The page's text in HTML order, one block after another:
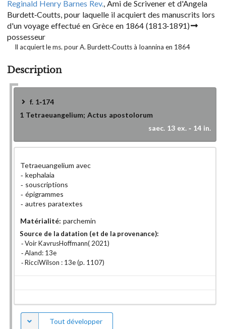
Reginald Henry Barnes Rev., Ami de Scrivener et d'Angela
Burdett-Coutts, pour laquelle il acquiert des manuscrits lors
d'un voyage effectué en Grèce en 1864(1813-1891)
possesseur
Il acquiert le ms. pour A. Burdett-Coutts à Ioannina en 1864
Description
f. 1-174
1 Tetraeuangelium; Actus apostolorum
saec. 13 ex. - 14 in.
Tetraeuangelium avec
kephalaia
souscriptions
épigrammes
autres paratextes
Matérialité: parchemin
Source de la datation (et de la provenance):
Voir KavrusHoffmann( 2021)
Aland: 13e
RicciWilson : 13e (p. 1107)
Tout développer